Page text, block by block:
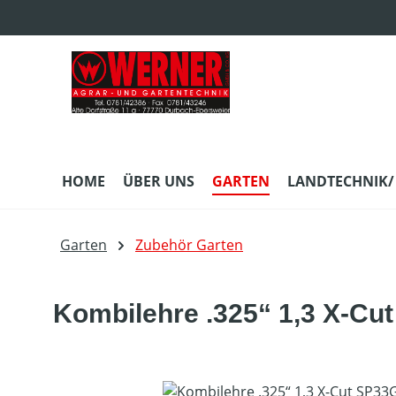
HOME ÜBER UNS GARTEN
Garten Zubehör Garten
Kombilehre .325“ 1,3 X-
Bildergalerie überspringen